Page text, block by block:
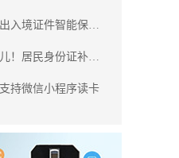
鼎力推荐丨华视电子出入境证件智能保管柜成熟上市
【吉林】不用再跑腿儿！居民身份证补换领网上就能办
持微信小程序读卡